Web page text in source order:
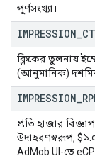
পূর্ণসংখ্যা।
IMPRESSION
ক্লিকের তুলনায়
(আনুমানিক)
IMPRESSION
প্রতি হাজার
উদাহরণস্বরূপ,
AdMob UI-তে